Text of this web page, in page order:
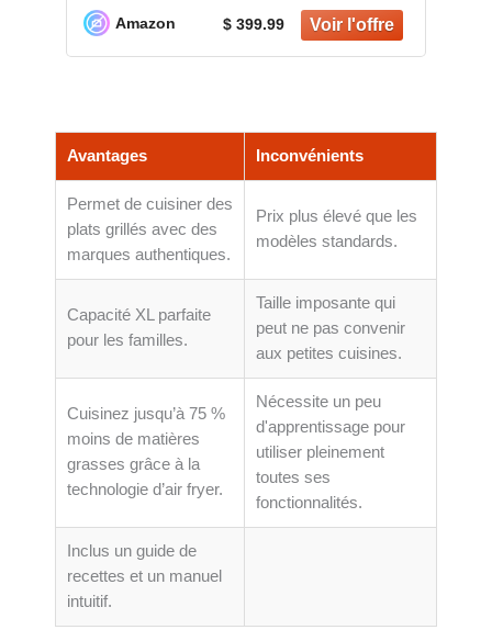
Thermometer, Black/Silver
Amazon $ 399.99
Avantages Inconvénients
Permet de cuisiner des
plats grillés avec des
marques authentiques.
Prix plus élevé que les
modèles standards.
Capacité XL parfaite
pour les familles.
Taille imposante qui
peut ne pas convenir
aux petites cuisines.
Cuisinez jusqu’à 75 %
moins de matières
grasses grâce à la
technologie d’air fryer.
Nécessite un peu
d'apprentissage pour
utiliser pleinement
toutes ses
fonctionnalités.
Inclus un guide de
recettes et un manuel
intuitif.